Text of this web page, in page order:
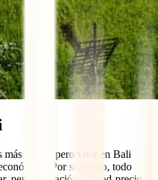
más arriba, pero vivir en Bali
Por supuesto, todo